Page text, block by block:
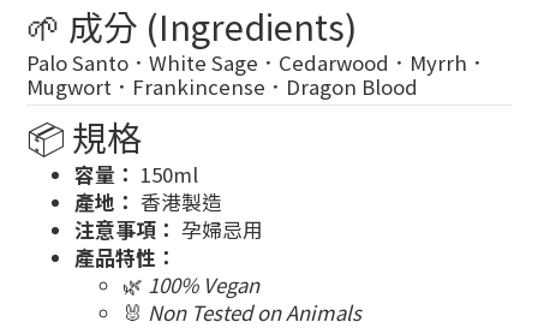
🌱 成分 (Ingredients)
Palo Santo．White Sage．Cedarwood．Myrrh．
Mugwort．Frankincense．Dragon Blood
📦 規格
容量： 150ml
產地： 香港製造
注意事項： 孕婦忌用
產品特性：
🌿 100% Vegan
🐰 Non Tested on Animals